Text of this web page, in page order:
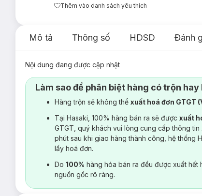
Thêm vào danh sách yêu thích
Mô tả Thông số HDSD Đánh
Nội dung đang được cập nhật
Làm sao để phân biệt hàng có trộn hay
Hàng trộn sẽ không thể xuất hoá đơn GTGT
Tại Hasaki, 100% hàng bán ra sẽ được xuất
GTGT, quý khách vui lòng cung cấp thông
phút sau khi giao hàng thành công, hệ thống
lấy hoá đơn.
Do 100% hàng hóa bán ra đều được xuất hết
nguồn gốc rõ ràng.